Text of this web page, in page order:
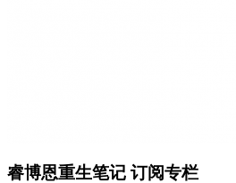
睿博恩重生笔记 订阅专栏